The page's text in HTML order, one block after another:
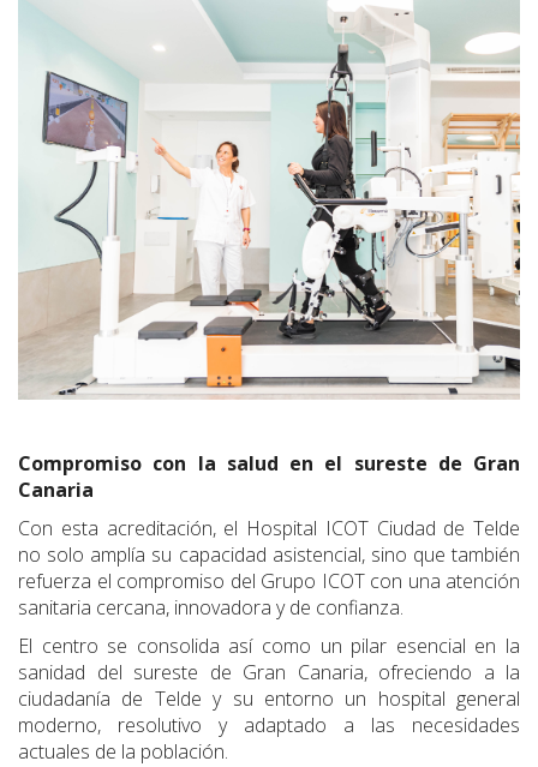
Compromiso con la salud en el sureste de Gran
Canaria
Con esta acreditación, el Hospital ICOT Ciudad de Telde
no solo amplía su capacidad asistencial, sino que también
refuerza el compromiso del Grupo ICOT con una atención
sanitaria cercana, innovadora y de confianza.
El centro se consolida así como un pilar esencial en la
sanidad del sureste de Gran Canaria, ofreciendo a la
ciudadanía de Telde y su entorno un hospital general
moderno, resolutivo y adaptado a las necesidades
actuales de la población.